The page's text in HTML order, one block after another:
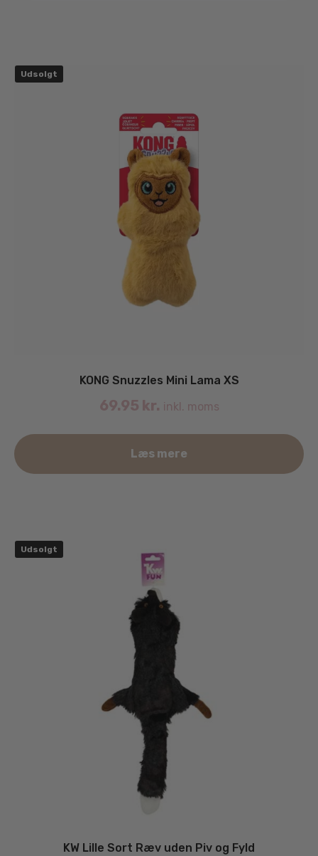
Udsolgt
KONG Snuzzles Mini Lama XS
69.95 kr. inkl. moms
Læs mere
Udsolgt
KW Lille Sort Ræv uden Piv og Fyld